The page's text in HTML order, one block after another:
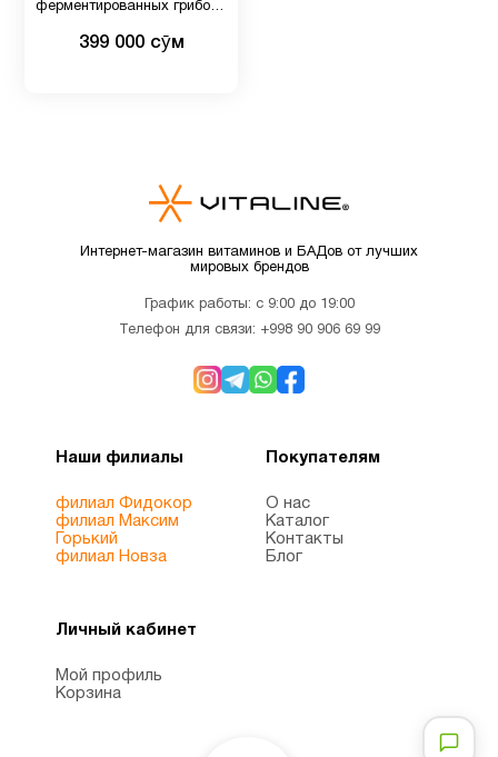
ферментированных грибов,
399 000 сӯм
Интернет-магазин витаминов и БАДов от лучших
мировых брендов
График работы: с 9:00 до 19:00
Телефон для связи: +998 90 906 69 99
Наши филиалы
филиал Фидокор
филиал Максим
Горький
филиал Новза
Покупателям
О нас
Каталог
Контакты
Блог
Личный кабинет
Мой профиль
Корзина